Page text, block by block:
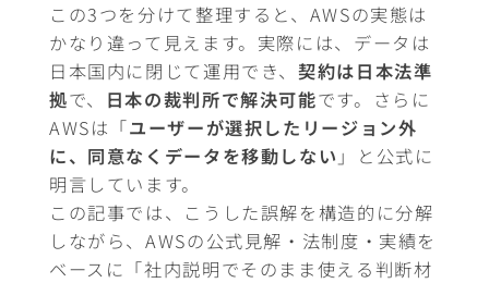
この3つを分けて整理すると、AWSの実態は
かなり違って見えます。実際には、データは
日本国内に閉じて運用でき、契約は日本法準
拠で、 日本の裁判所で解決可能です。さらに
AWSは「ユーザーが選択したリージョン外
に、同意なくデータを移動しない 」と公式に
明言しています。
この記事では、こうした誤解を構造的に分解
しながら、AWSの公式見解・法制度・実績を
ベースに「社内説明でそのまま使える判断材